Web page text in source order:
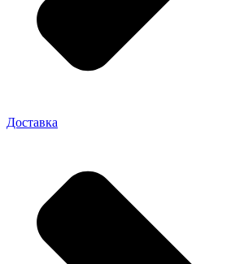
Доставка